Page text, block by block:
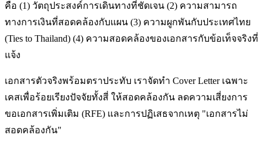
คือ (1) วัตถุประสงค์การเดินทางที่ชัดเจน (2) ความสามารถ
ทางการเงินที่สอดคล้องกับแผน (3) ความผูกพันกับประเทศไทย
(Ties to Thailand) (4) ความสอดคล้องของเอกสารกับข้อเท็จจริงที่
แจ้ง
เอกสารตัวจริงพร้อมตราประทับ เราจัดทำ Cover Letter เฉพาะ
เคสเพื่อร้อยเรียงปัจจัยทั้งสี่ ให้สอดคล้องกัน ลดความเสี่ยงการ
ขอเอกสารเพิ่มเติม (RFE) และการปฏิเสธจากเหตุ "เอกสารไม่
สอดคล้องกัน"